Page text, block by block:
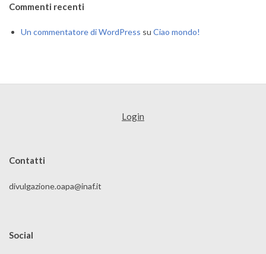
Commenti recenti
Un commentatore di WordPress su Ciao mondo!
Login
Contatti
divulgazione.oapa@inaf.it
Social